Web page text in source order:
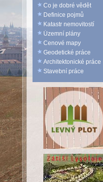
Co je dobré vědět
Definice pojmů
Katastr nemovitostí
Územní plány
Cenové mapy
Geodetické práce
Architektonické práce
Stavební práce